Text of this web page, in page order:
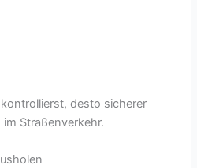
desto sicherer
Straßenverkehr.